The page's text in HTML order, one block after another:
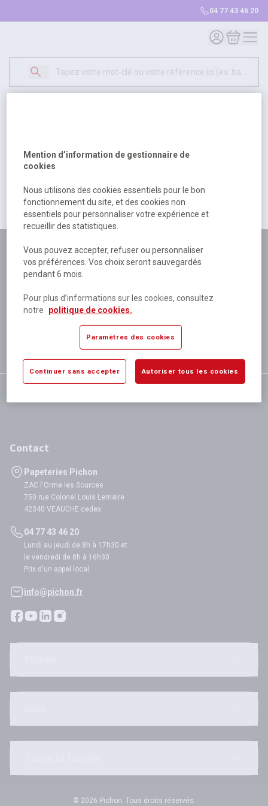
04 77 43 46 20
Mon compte
Mon
500
excuser pour la gêne occasionée.
Retour Retour à l'accueil
Plus de 180 personnes
à votre écoute
Plus de 80 000 références
disponibles
Expédition le jour même
si validation avant 12h
satisfaction totale
Contact
Papeteries Pichon
ZAC l'Orme les Sources
750 rue Colonel Louis Lemaire
42340 VEAUCHE cedex
04 77 43 46 20
Lundi au jeudi de 8h à 17h30 et
le vendredi de 8h à 16h30
Prix d'un appel local
info@pichon.fr
© 2026 Pichon. Tous droits réservés.
Mention d’information de gestionnaire de
cookies
Nous utilisons des cookies essentiels pour le bon
fonctionnement du site, et des cookies non
essentiels pour personnaliser votre expérience et
recueillir des statistiques.
Vous pouvez accepter, refuser ou personnaliser
vos préférences. Vos choix seront sauvegardés
pendant 6 mois.
Pour plus d’informations sur les cookies, consultez
notre
politique de cookies.
Paramètres des cookies
Continuer sans accepter Autoriser tous les cookies